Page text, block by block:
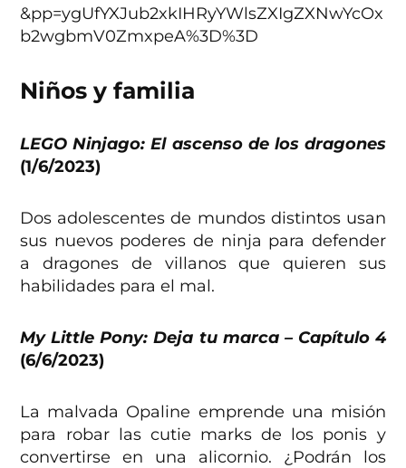
&pp=ygUfYXJub2xkIHRyYWlsZXIgZXNwYcOx
b2wgbmV0ZmxpeA%3D%3D
Niños y familia
LEGO Ninjago: El ascenso de los dragones
(1/6/2023)
Dos adolescentes de mundos distintos usan
sus nuevos poderes de ninja para defender
a dragones de villanos que quieren sus
habilidades para el mal.
My Little Pony: Deja tu marca – Capítulo 4
(6/6/2023)
La malvada Opaline emprende una misión
para robar las cutie marks de los ponis y
convertirse en una alicornio. ¿Podrán los